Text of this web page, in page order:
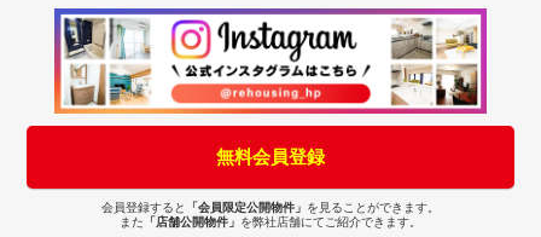
無料会員登録
会員登録すると 「会員限定公開物件」 を見ることができます。
また 「店舗公開物件」 を弊社店舗にてご紹介できます。